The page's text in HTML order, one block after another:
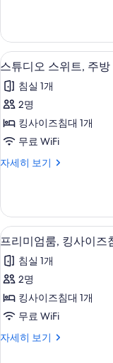
진
모
두
보
기
자
세
히
보
기
두
보
기
룸
(The
Casita)
세
히
기
스
튜
디
오
스
트,
방
사
진
모
두
보
기
3
스튜디오 스위트, 주방
침실 1개
2명
킹사이즈침대 1개
무료 WiFi
자세히 보기
스
스
위
트,
방
자
히
보
프
리
미
엄
룸,
사
7
프리미엄룸, 킹사이즈
침실 1개
2명
킹사이즈침대 1개
무료 WiFi
자세히 보기
프